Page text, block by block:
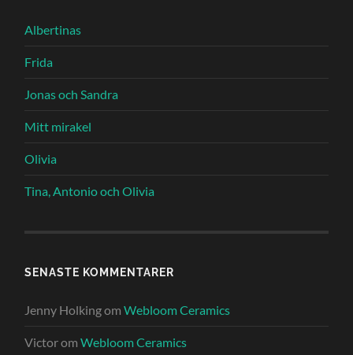
Albertinas
Frida
Jonas och Sandra
Mitt mirakel
Olivia
Tina, Antonio och Olivia
SENASTE KOMMENTARER
Jenny HolkingomWebloom Ceramics
VictoromWebloom Ceramics